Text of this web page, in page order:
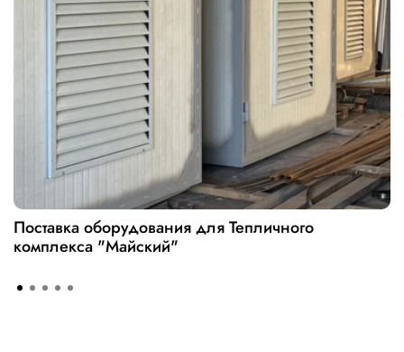
Поставка оборудования для Тепличного
комплекса "Майский"